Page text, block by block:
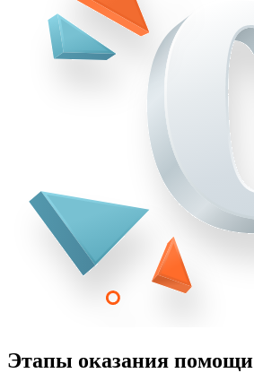
Этапы оказания помощи